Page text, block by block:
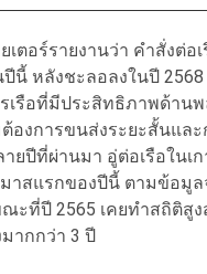
เตอร์รายงานว่า คำสั่งต่อ
นี้ หลังชะลอลงในปี 2568
เรือที่มีประสิทธิภาพด้าน
องการขนส่งระยะสั้นและ
ยปีที่ผ่านมา อู่ต่อเรือในเ
าสแรกของปีนี้ ตามข้อมูล
ะที่ปี 2565 เคยทำสถิติสู
ากกว่า 3 ปี